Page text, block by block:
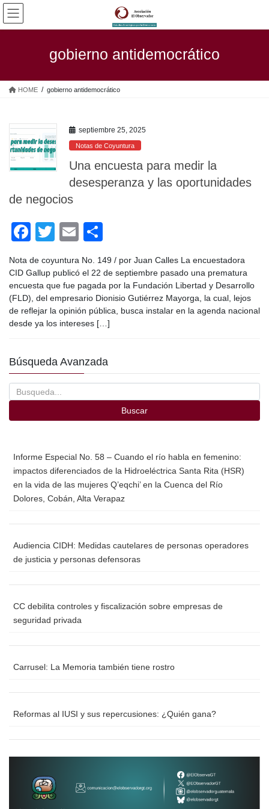
Saltar
contenido
Saltar
la
gobierno antidemocrático
HOME gobierno antidemocrático
septiembre 25, 2025
Notas de Coyuntura
Una encuesta para medir la
desesperanza y las oportunidades
de negocios
F
a
c
e
b
o
k
T
tt
er
E
m
ail
o
m
p
ar
tir
Nota de coyuntura No. 149 / por Juan Calles La encuestadora
CID Gallup publicó el 22 de septiembre pasado una prematura
encuesta que fue pagada por la Fundación Libertad y Desarrollo
(FLD), del empresario Dionisio Gutiérrez Mayorga, la cual, lejos
de reflejar la opinión pública, busca instalar en la agenda nacional
desde ya los intereses […]
Búsqueda Avanzada
Buscar
Informe Especial No. 58 – Cuando el río habla en femenino:
impactos diferenciados de la Hidroeléctrica Santa Rita (HSR)
en la vida de las mujeres Q’eqchi’ en la Cuenca del Río
Dolores, Cobán, Alta Verapaz
Audiencia CIDH: Medidas cautelares de personas operadores
de justicia y personas defensoras
CC debilita controles y fiscalización sobre empresas de
seguridad privada
Carrusel: La Memoria también tiene rostro
Reformas al IUSI y sus repercusiones: ¿Quién gana?